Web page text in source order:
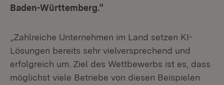
Baden-Württemberg.“
„Zahlreiche Unternehmen im Land setzen KI-
Lösungen bereits sehr vielversprechend und
erfolgreich um. Ziel des Wettbewerbs ist es, dass
möglichst viele Betriebe von diesen Beispielen